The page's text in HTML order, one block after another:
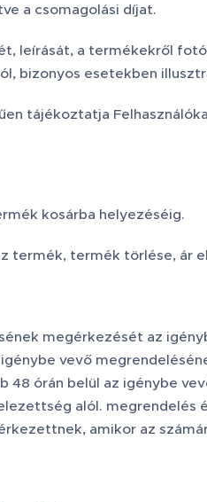
a csomagolási díjat.
leírását, a termékekről
bizonyos esetekben
tájékoztatja
kosárba helyezéséig.
termék, termék törlése, ár
megérkezését az
vevő
órán belül az igénybe
alól. megrendelés
amikor az